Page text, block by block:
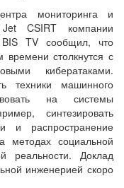
мониторинга и
CSIRT компании
TV сообщил, что
столкнутся с
кибератаками.
техники машинного
на системы
синтезировать
и распространение
методах социальной
реальности. Доклад
инженерией скоро